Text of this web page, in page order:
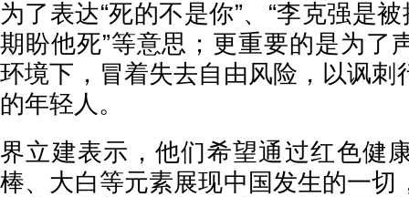
为了表达“死的不是你”、“李克强是
期盼他死”等意思；更重要的是为了
环境下，冒着失去自由风险，以讽刺
的年轻人。
界立建表示，他们希望通过红色健
棒、大白等元素展现中国发生的一切